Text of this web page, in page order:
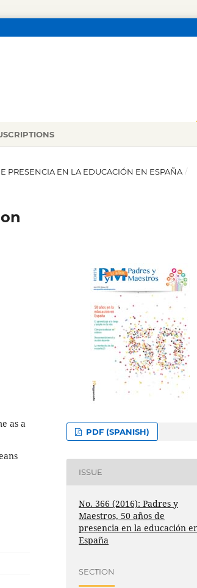
PRESENCIA EN LA EDUCACIÓN EN ESPAÑA /
as a
PDF (SPANISH)
ISSUE
No. 366 (2016): Padres y
Maestros, 50 años de
presencia en la educación
España
SECTION